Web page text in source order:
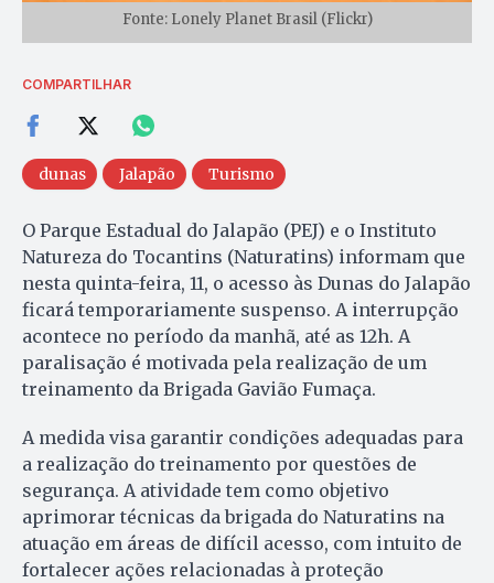
Fonte: Lonely Planet Brasil (Flickr)
COMPARTILHAR
dunas Jalapão Turismo
O Parque Estadual do Jalapão (PEJ) e o Instituto
Natureza do Tocantins (Naturatins) informam que
nesta quinta-feira, 11, o acesso às Dunas do Jalapão
ficará temporariamente suspenso. A interrupção
acontece no período da manhã, até as 12h. A
paralisação é motivada pela realização de um
treinamento da Brigada Gavião Fumaça.
A medida visa garantir condições adequadas para
a realização do treinamento por questões de
segurança. A atividade tem como objetivo
aprimorar técnicas da brigada do Naturatins na
atuação em áreas de difícil acesso, com intuito de
fortalecer ações relacionadas à proteção